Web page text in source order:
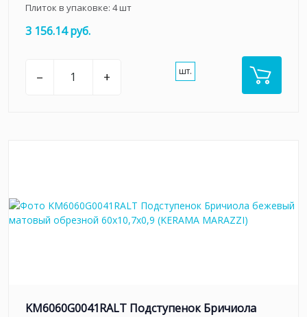
Плиток в упаковке: 4шт
3 156.14 руб.
– + шт.
KM6060G0041RALT Подступенок Бричиола